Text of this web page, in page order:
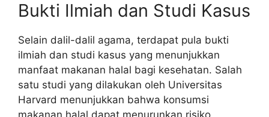
Bukti Ilmiah dan Studi Kasus
Selain dalil-dalil agama, terdapat pula bukti
ilmiah dan studi kasus yang menunjukkan
manfaat makanan halal bagi kesehatan. Salah
satu studi yang dilakukan oleh Universitas
Harvard menunjukkan bahwa konsumsi
makanan halal dapat menurunkan risiko